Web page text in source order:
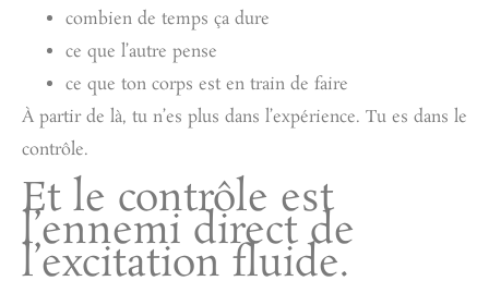
combien de temps ça dure
ce que l’autre pense
ce que ton corps est en train de faire
À partir de là, tu n’es plus dans l’expérience. Tu es dans le
contrôle.
Et le contrôle est
l’ennemi direct de
l’excitation fluide.